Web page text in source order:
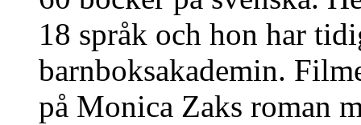
18 språk och hon har
barnboksakademin.
på Monica Zaks roman